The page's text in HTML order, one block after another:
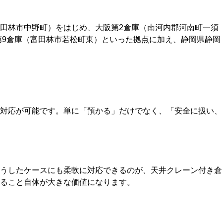
林市中野町）をはじめ、大阪第2倉庫（南河内郡河南町一須
庫（富田林市若松町東）といった拠点に加え、静岡県静岡
が可能です。単に「預かる」だけでなく、「安全に扱い、
したケースにも柔軟に対応できるのが、天井クレーン付き倉
こと自体が大きな価値になります。